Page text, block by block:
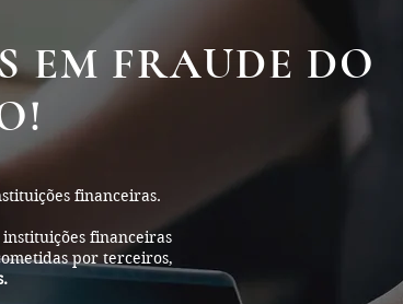
EM FRAUDE DO
financeiras.
financeiras
por terceiros,